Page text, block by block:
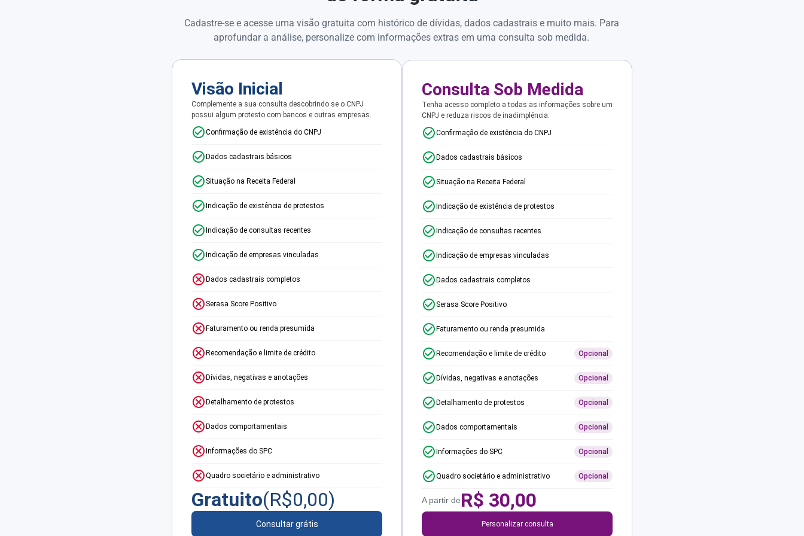
Cadastre-se e acesse uma visão gratuita com histórico de dívidas, dados cadastrais e muito mais. Para
aprofundar a análise, personalize com informações extras em uma consulta sob medida.
Visão Inicial
Complemente a sua consulta descobrindo se o CNPJ
possui algum protesto com bancos e outras empresas.
Confirmação de existência do CNPJ
Dados cadastrais básicos
Situação na Receita Federal
Indicação de existência de protestos
Indicação de consultas recentes
Indicação de empresas vinculadas
Dados cadastrais completos
Serasa Score Positivo
Faturamento ou renda presumida
Recomendação e limite de crédito
Dívidas, negativas e anotações
Detalhamento de protestos
Dados comportamentais
Informações do SPC
Quadro societário e administrativo
Gratuito(R$0,00)
Consultar grátis
Consulta Sob Medida
Tenha acesso completo a todas as informações sobre um
CNPJ e reduza riscos de inadimplência.
Confirmação de existência do CNPJ
Dados cadastrais básicos
Situação na Receita Federal
Indicação de existência de protestos
Indicação de consultas recentes
Indicação de empresas vinculadas
Dados cadastrais completos
Serasa Score Positivo
Faturamento ou renda presumida
Recomendação e limite de crédito Opcional
Dívidas, negativas e anotações Opcional
Detalhamento de protestos Opcional
Dados comportamentais Opcional
Informações do SPC Opcional
Quadro societário e administrativo Opcional
A partir deR$ 30,00
Personalizar consulta